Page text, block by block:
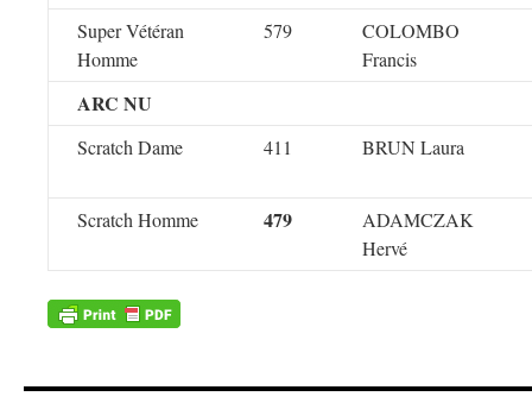
Super Vétéran
Homme
579
COLOMBO
Francis
ARC NU
Scratch Dame 411 BRUN Laura
Scratch Homme 479
ADAMCZAK
Hervé